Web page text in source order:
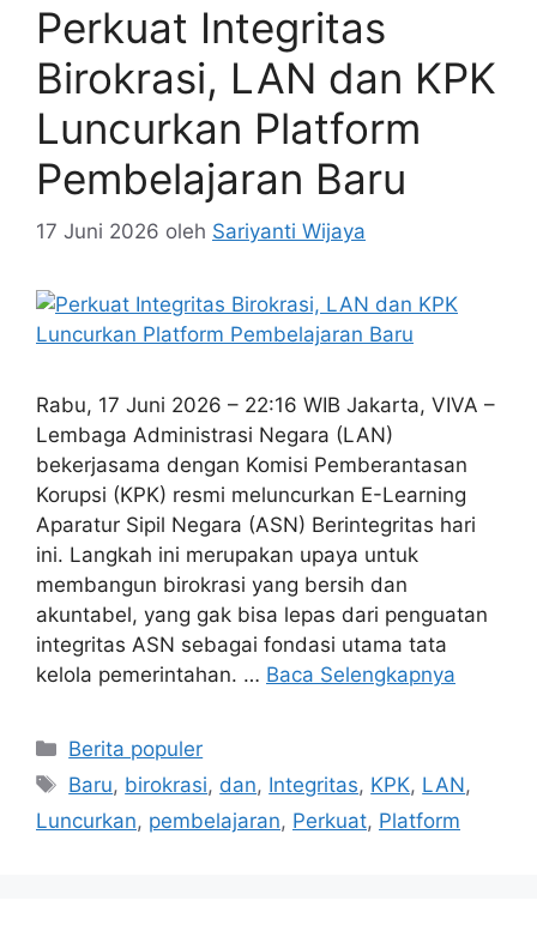
Perkuat Integritas
Birokrasi, LAN dan KPK
Luncurkan Platform
Pembelajaran Baru
17 Juni 2026 oleh Sariyanti Wijaya
Rabu, 17 Juni 2026 – 22:16 WIB Jakarta, VIVA –
Lembaga Administrasi Negara (LAN)
bekerjasama dengan Komisi Pemberantasan
Korupsi (KPK) resmi meluncurkan E-Learning
Aparatur Sipil Negara (ASN) Berintegritas hari
ini. Langkah ini merupakan upaya untuk
membangun birokrasi yang bersih dan
akuntabel, yang gak bisa lepas dari penguatan
integritas ASN sebagai fondasi utama tata
kelola pemerintahan. … Baca Selengkapnya
Kategori
Berita populer
Tag
Baru, birokrasi, dan, Integritas, KPK, LAN,
Luncurkan, pembelajaran, Perkuat, Platform